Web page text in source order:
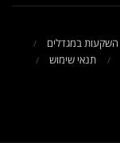
השקעות במגדלים
תנאי שימוש